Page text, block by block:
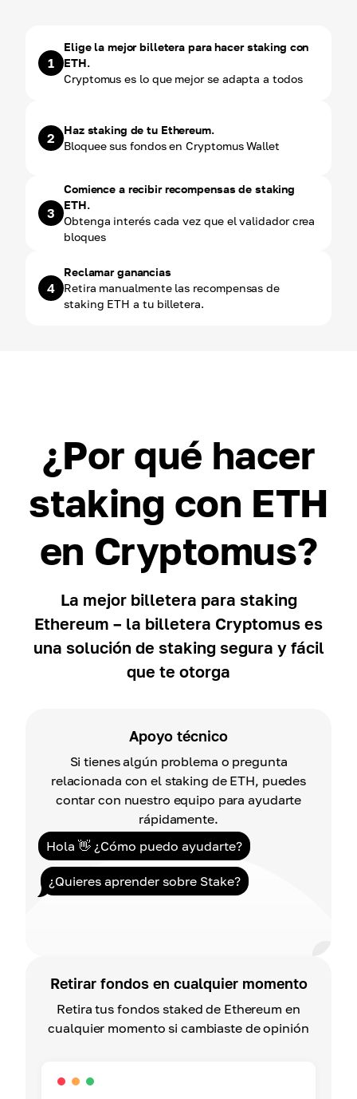
1
Elige la mejor billetera para hacer staking con
ETH.
Cryptomus es lo que mejor se adapta a todos
2
Haz staking de tu Ethereum.
Bloquee sus fondos en Cryptomus Wallet
3
Comience a recibir recompensas de staking
ETH.
Obtenga interés cada vez que el validador crea
bloques
4
Reclamar ganancias
Retira manualmente las recompensas de
staking ETH a tu billetera.
¿Por qué hacer
staking con ETH
en Cryptomus?
La mejor billetera para staking
Ethereum – la billetera Cryptomus es
una solución de staking segura y fácil
que te otorga
Hola 👋 ¿Cómo puedo ayudarte?
¿Quieres aprender sobre Stake?
Apoyo técnico
Si tienes algún problema o pregunta
relacionada con el staking de ETH, puedes
contar con nuestro equipo para ayudarte
rápidamente.
Retirar fondos en cualquier momento
Retira tus fondos staked de Ethereum en
cualquier momento si cambiaste de opinión